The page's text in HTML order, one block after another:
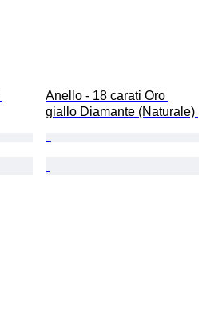
Anello - 18 carati Oro
giallo Diamante (Naturale)